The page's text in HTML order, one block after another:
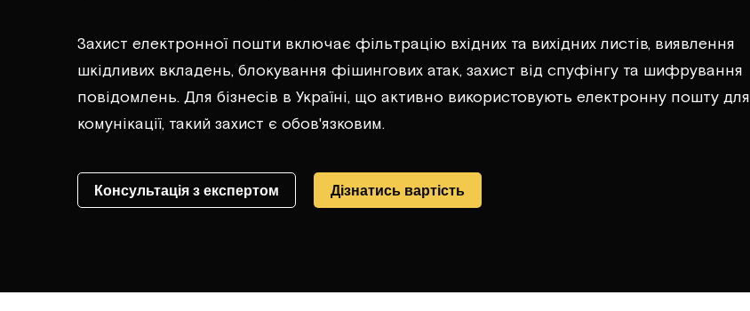
Захист електронної пошти включає фільтрацію вхідних та вихідних листів, виявлення
шкідливих вкладень, блокування фішингових атак, захист від спуфінгу та шифрування
повідомлень. Для бізнесів в Україні, що активно використовують електронну пошту для
комунікації, такий захист є обов'язковим.
Консультація з експертом​ Дізнатись вартість